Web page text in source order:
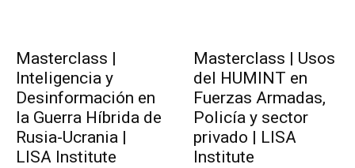
Masterclass |
Inteligencia y
Desinformación en
la Guerra Híbrida de
Rusia-Ucrania |
LISA Institute
Masterclass | Usos
del HUMINT en
Fuerzas Armadas,
Policía y sector
privado | LISA
Institute